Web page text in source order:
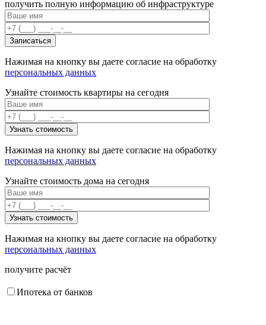
получить полную информацию об инфраструктуре
Нажимая на кнопку вы даете согласие на обработку
персональных данных
Узнайте стоимость квартиры на сегодня
Нажимая на кнопку вы даете согласие на обработку
персональных данных
Узнайте стоимость дома на сегодня
Нажимая на кнопку вы даете согласие на обработку
персональных данных
получите расчёт
Ипотека от банков